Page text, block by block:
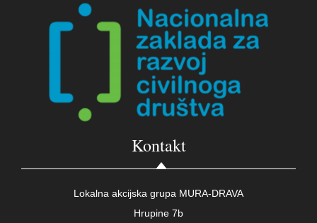
Kontakt
Lokalna akcijska grupa MURA-DRAVA
Hrupine 7b